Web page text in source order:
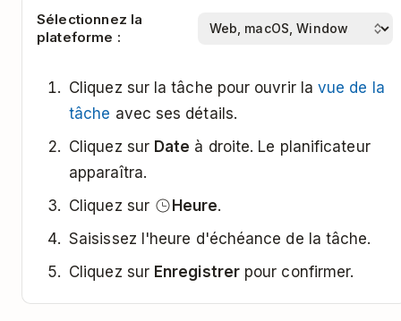
Sélectionnez la
plateforme :
Cliquez sur la tâche pour ouvrir lavue de la
tâche avec ses détails.
Cliquez sur Date à droite. Le planificateur
apparaîtra.
Cliquez sur
Heure.
Saisissez l'heure d'échéance de la tâche.
Cliquez sur Enregistrerpour confirmer.